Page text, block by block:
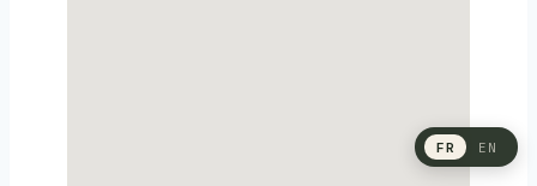
FR EN